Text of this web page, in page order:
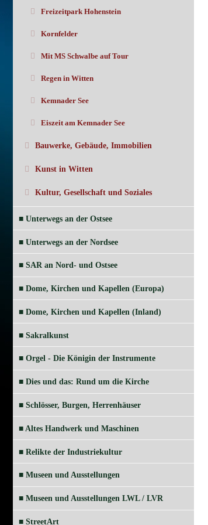
Freizeitpark Hohenstein
Kornfelder
Mit MS Schwalbe auf Tour
Regen in Witten
Kemnader See
Eiszeit am Kemnader See
Bauwerke, Gebäude, Immobilien
Kunst in Witten
Kultur, Gesellschaft und Soziales
■ Unterwegs an der Ostsee
■ Unterwegs an der Nordsee
■ SAR an Nord- und Ostsee
■ Dome, Kirchen und Kapellen (Europa)
■ Dome, Kirchen und Kapellen (Inland)
■ Sakralkunst
■ Orgel - Die Königin der Instrumente
■ Dies und das: Rund um die Kirche
■ Schlösser, Burgen, Herrenhäuser
■ Altes Handwerk und Maschinen
■ Relikte der Industriekultur
■ Museen und Ausstellungen
■ Museen und Ausstellungen LWL / LVR
■ StreetArt